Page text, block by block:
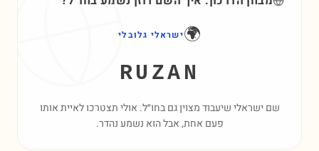
🌍ישראלי גלובלי
RUZAN
שם ישראלי שיעבוד מצוין גם בחו״ל. אולי תצטרכו לאיית אותו
פעם אחת, אבל הוא נשמע נהדר.